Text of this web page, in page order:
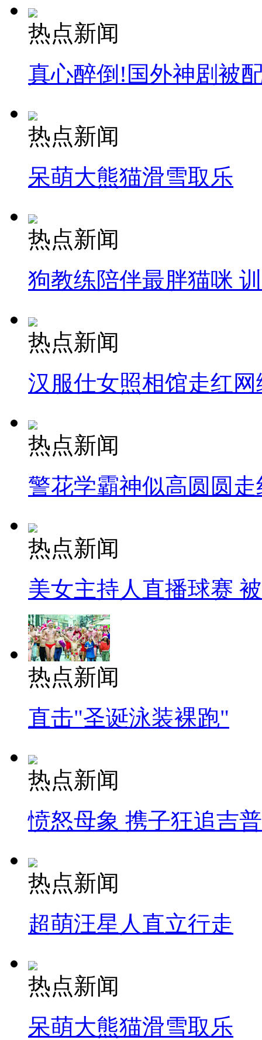
热点新闻
真心醉倒!国外神剧被
热点新闻
呆萌大熊猫滑雪取乐
热点新闻
狗教练陪伴最胖猫咪
热点新闻
汉服仕女照相馆走红网
热点新闻
警花学霸神似高圆圆走
热点新闻
美女主持人直播球赛
热点新闻
直击"圣诞泳装裸跑"
热点新闻
愤怒母象 携子狂追吉
热点新闻
超萌汪星人直立行走
热点新闻
呆萌大熊猫滑雪取乐